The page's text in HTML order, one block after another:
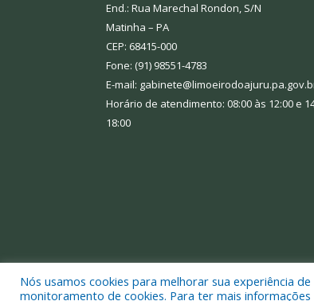
End.: Rua Marechal Rondon, S/N
Matinha – PA
CEP: 68415-000
Fone: (91) 98551-4783
E-mail:
Horário de atendimento: 08:00 às 12:00 e
18:00
Todos os direitos reservados a Prefeitura
Nós usamos cookies para melhorar sua experiência
monitoramento de cookies. Para ter mais